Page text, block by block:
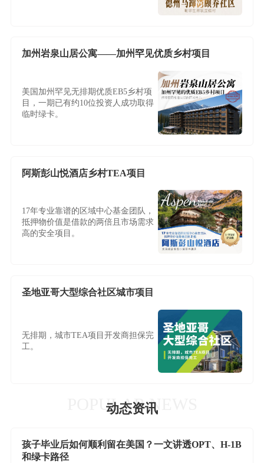
加州岩泉山居公寓——加州罕见优质乡村项目
美国加州罕见无排期优质EB5乡村项
目，一期已有约10位投资人成功取得
临时绿卡。
阿斯彭山悦酒店乡村TEA项目
17年专业靠谱的区域中心基金团队，
抵押物价值是借款的两倍且市场需求
高的安全项目。
圣地亚哥大型综合社区城市项目
无排期，城市TEA项目开发商担保完
工。
POPULAR NEWS
动态资讯
孩子毕业后如何顺利留在美国？一文讲透OPT、H-1B
和绿卡路径